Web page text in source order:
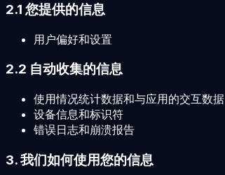
2.1 您提供的信息
用户偏好和设置
2.2 自动收集的信息
使用情况统计数据和与应用的交互数据
设备信息和标识符
错误日志和崩溃报告
3. 我们如何使用您的信息